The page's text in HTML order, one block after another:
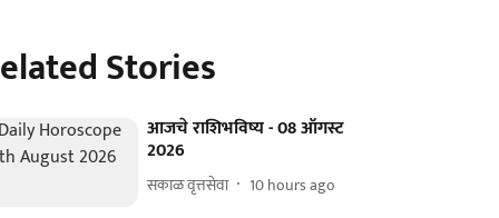
Stories
आजचे राशिभविष्य - 08 ऑगस्ट
2026
सकाळ वृत्तसेवा 10 hours ago